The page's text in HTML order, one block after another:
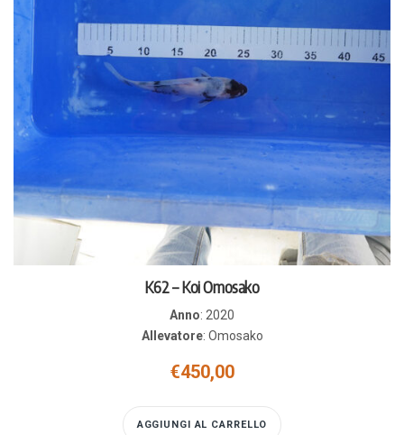
K62 – Koi Omosako
Anno: 2020
Allevatore: Omosako
€450,00
AGGIUNGI AL CARRELLO